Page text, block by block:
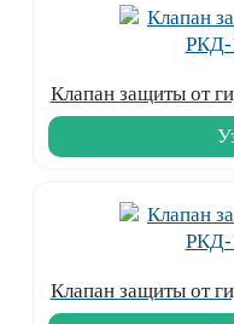
Клапан защиты от
Клапан защиты от